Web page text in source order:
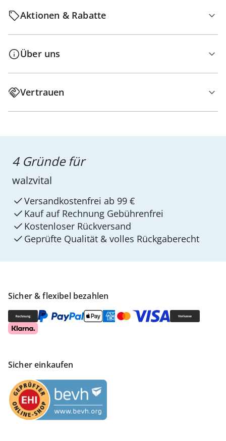
Aktionen & Rabatte
Über uns
Vertrauen
Sicher & flexibel bezahlen
Sicher einkaufen
4 Gründe für
walzvital
Versandkostenfrei ab 99 €
Kauf auf Rechnung Gebührenfrei
Kostenloser Rückversand
Geprüfte Qualität & volles Rückgaberecht